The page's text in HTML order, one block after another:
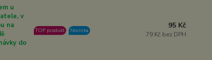
u
v
na
do
TOP produkt Novinka
95 Kč
79 Kč bez DPH